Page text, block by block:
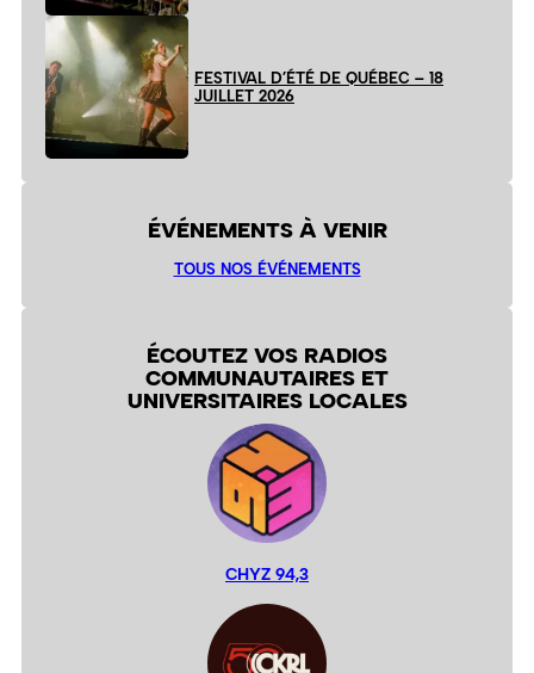
FESTIVAL D’ÉTÉ DE QUÉBEC – 18
JUILLET 2026
ÉVÉNEMENTS À VENIR
TOUS NOS ÉVÉNEMENTS
ÉCOUTEZ VOS RADIOS
COMMUNAUTAIRES ET
UNIVERSITAIRES LOCALES
CHYZ 94,3